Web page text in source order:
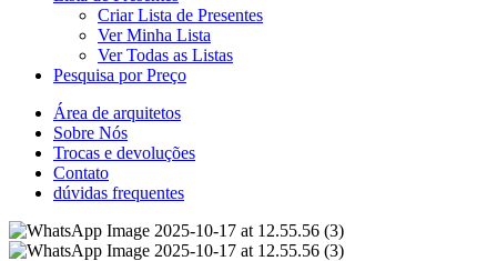
Criar Lista de Presentes
Ver Minha Lista
Ver Todas as Listas
Pesquisa por Preço
Área de arquitetos
Sobre Nós
Trocas e devoluções
Contato
dúvidas frequentes